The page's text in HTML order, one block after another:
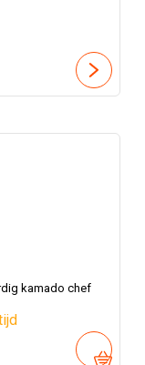
kamado chef